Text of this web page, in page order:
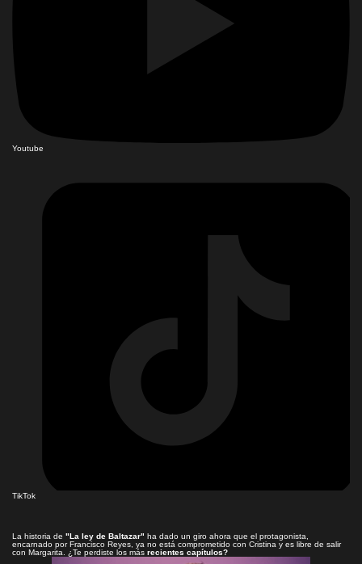
Youtube
TikTok
La historia de "La ley de Baltazar" ha dado un giro ahora que el protagonista,
encarnado por Francisco Reyes , ya no está comprometido con Cristina y es libre de salir
con Margarita. ¿Te perdiste los más recientes capítulos?